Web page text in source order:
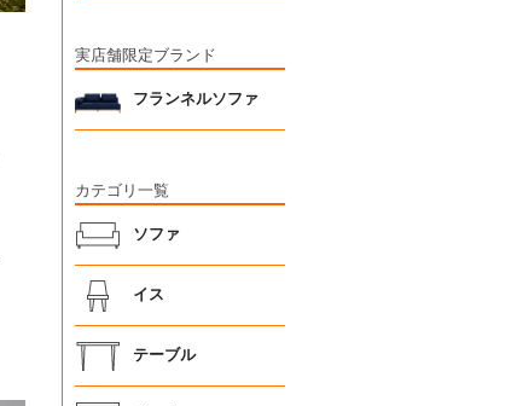
実店舗限定ブランド
フランネルソファ
カテゴリ一覧
ソファ
イス
テーブル